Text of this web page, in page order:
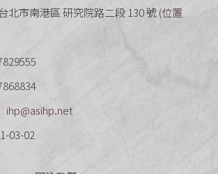
北市南港區 研究院路二段 130 號 (位置
ihp@asihp.net
03-02